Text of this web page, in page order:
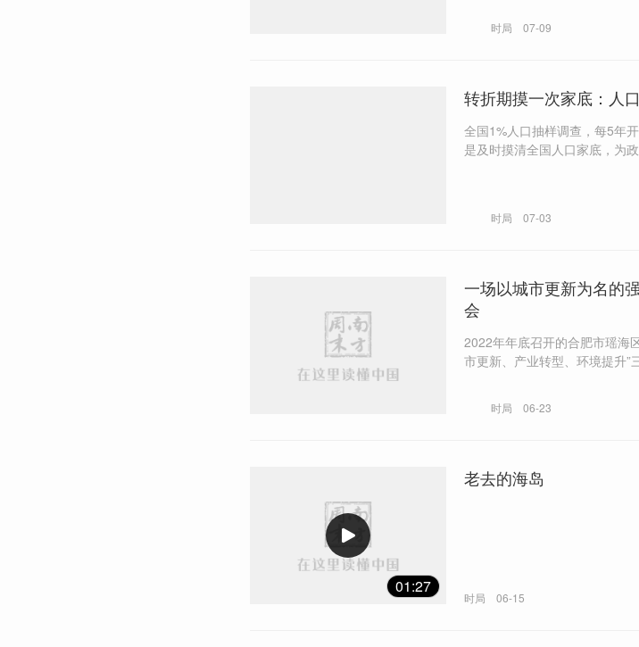
时局 07-09
转折期摸一次家底：人
全国1%人口抽样调查，每5年
是及时摸清全国人口家底，为政府决策提供
口调查体系。
时局 07-03
一场以城市更新为名的
会
2022年年底召开的合肥市瑶海
市更新、产业转型、环境提升”三大行动。 合肥于
开发区管委会未能证明拆除前
出强制执行决定并公告等法定
时局 06-23
01:27
老去的海岛
时局 06-15